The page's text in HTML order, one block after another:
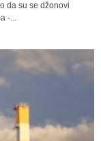
da su se džonovi
-...